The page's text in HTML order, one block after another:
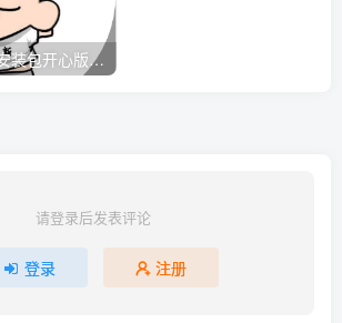
Cinema4D, R19安装包开心版带序列号
请登录后发表评论
登录 注册